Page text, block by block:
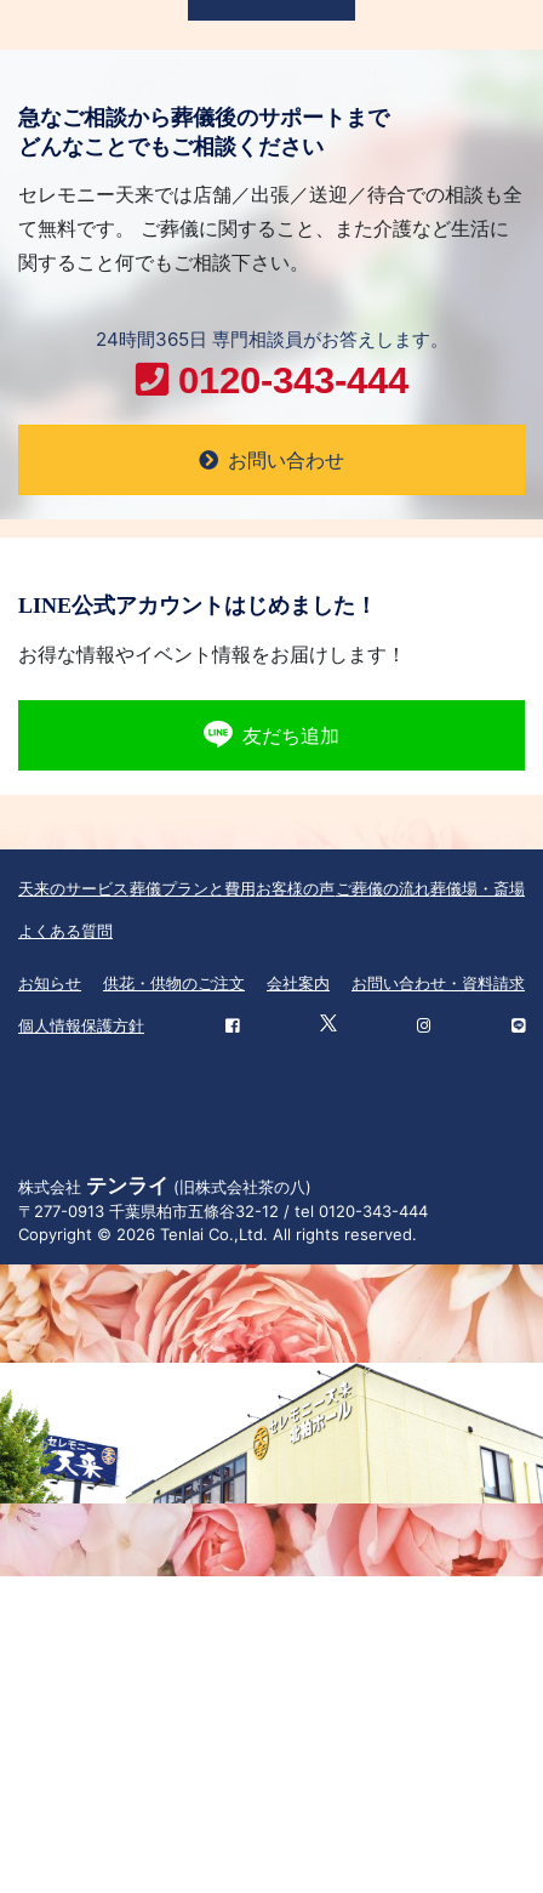
急なご相談から葬儀後のサポートまで
どんなことでもご相談ください
セレモニー天来では店舗／出張／送迎／待合での相談も全
て無料です。 ご葬儀に関すること、また介護など生活に
関すること何でもご相談下さい。
24時間365日 専門相談員がお答えします。
0120-343-444
お問い合わせ
LINE公式アカウントはじめました！
お得な情報やイベント情報をお届けします！
友だち追加
天来のサービス葬儀プランと費用お客様の声 ご葬儀の流れ葬儀場・斎場
よくある質問
お知らせ 供花・供物のご注文 会社案内 お問い合わせ・資料請求
個人情報保護方針
株式会社 テンライ (旧株式会社茶の八)
〒277-0913 千葉県柏市五條谷32-12 / tel 0120-343-444
Copyright © 2026 Tenlai Co.,Ltd. All rights reserved.